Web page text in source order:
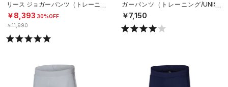
リース ジョガーパンツ（トレーニン
グ/MEN）
￥8,393 30%OFF
￥11,990
ガーパンツ（トレーニング/UNISE
X）
￥7,150